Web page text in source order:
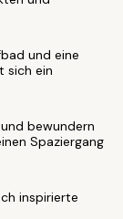
und eine
sich ein
bewundern
Spaziergang
inspirierte